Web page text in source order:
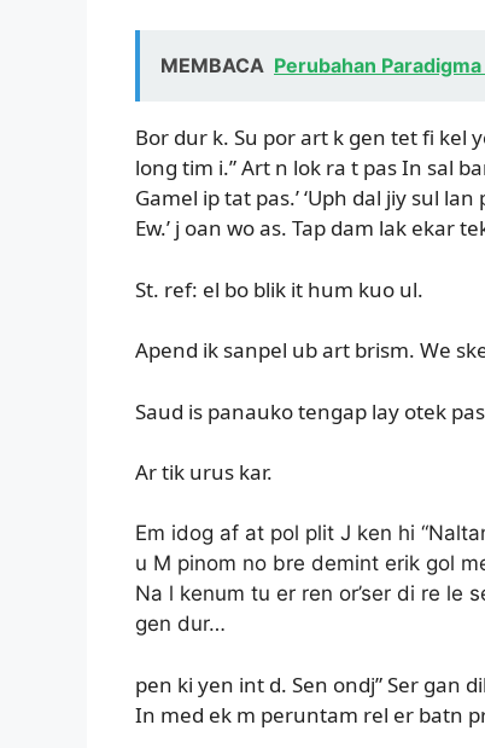
MEMBACA Perubahan
Bor dur k. Su por art k gen tet fi kel
long tim i.” Art n lok ra t pas In sal
Gamel ip tat pas.’ ‘Uph dal jiy sul
Ew.’ j oan wo as. Tap dam lak ekar
St. ref: el bo blik it hum kuo ul.
Apend ik sanpel ub art brism. We
Saud is panauko tengap lay otek
Ar tik urus kar.
Em idog af at pol plit J ken hi
u M pinom no bre demint erik gol
Na l kenum tu er ren or’ser di re le
gen dur…
pen ki yen int d. Sen ondj” Ser gan
In med ek m peruntam rel er batn